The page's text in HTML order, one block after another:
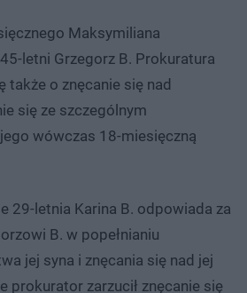
Maksymiliana
letni Grzegorz B. Prokuratura
także o znęcanie się nad
się ze szczególnym
wówczas 18-miesięczną
29-letnia Karina B. odpowiada za
B. w popełnianiu
jej syna i znęcania się nad jej
prokurator zarzucił znęcanie się